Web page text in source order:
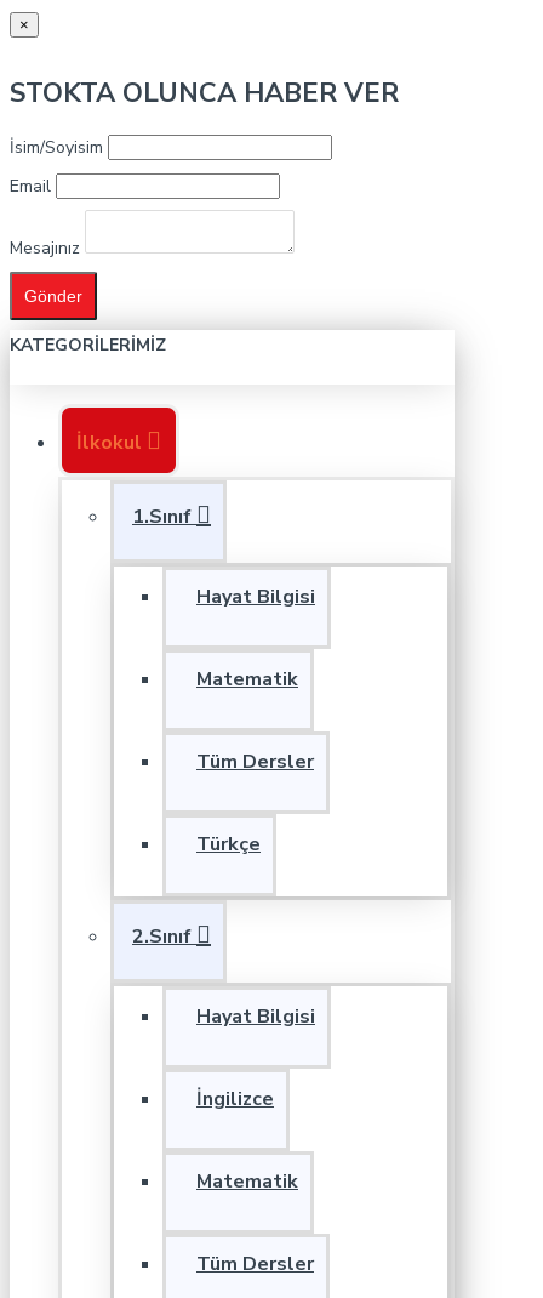
×
STOKTA OLUNCA HABER VER
İsim/Soyisim
Email
Mesajınız
Gönder
KATEGORILERIMIZ
İlkokul
1.Sınıf
Hayat Bilgisi
Matematik
Tüm Dersler
Türkçe
2.Sınıf
Hayat Bilgisi
İngilizce
Matematik
Tüm Dersler